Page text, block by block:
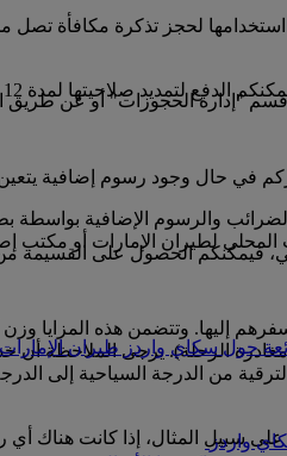
اعتبارا من يوم انتهاء الصلاحية الأصلي. يرجى زيارة
قسم "إدارة الحجوزات" أو عن
حال وجود رسوم إضافية يتعين
والرسوم الإضافية بواسطة
لطيران الإمارات أو مكتب
دبي، فيمكنكم الحصول على القسيمة
إليها. وتتضمن هذه المزايا
سائق قبل 48 ساعة على الأقل من موعد مغادرة
من الدرجة السياحية إلى
سبيل المثال، إذا كانت هناك
حول سكاي واردز طيران الإمارات
واردز